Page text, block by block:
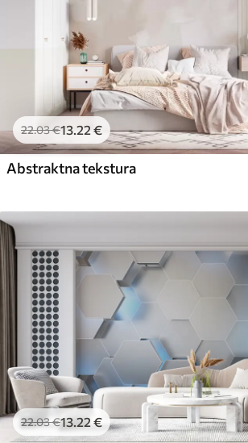
22.03€13 .22 €
Abstraktna tekstura
22.03€13.22€